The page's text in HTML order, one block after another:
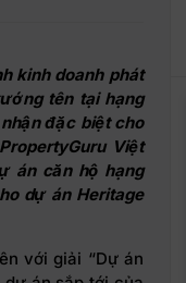
kinh doanh phát
tên tại hạng
đặc biệt cho
Việt
án căn hộ hạng
dự án Heritage
với giải “Dự án